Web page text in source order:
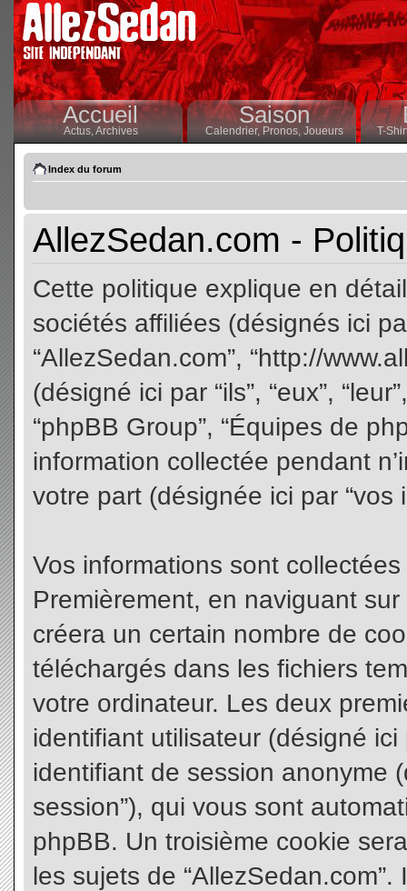
Accueil
Actus,Archives
Saison
Calendrier,Pronos, Joueurs T-
Index du forum
AllezSedan.com -
Cette politique explique en
sociétés affiliées (désignés ici
“AllezSedan.com”, “http://
(désigné ici par “ils”, “eux”,
“phpBB Group”, “Équipes de
information collectée pendant
votre part (désignée ici par “vos
Vos informations sont
Premièrement, en naviguant
créera un certain nombre de
téléchargés dans les fichiers
votre ordinateur. Les deux
identifiant utilisateur (désigné ici
identifiant de session anonyme
session”), qui vous sont
phpBB. Un troisième cookie
les sujets de